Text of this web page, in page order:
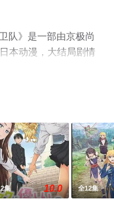
队》是一部由京极尚
本动漫，大结局剧情
清未删减完整版动漫
集 10.0 全12集